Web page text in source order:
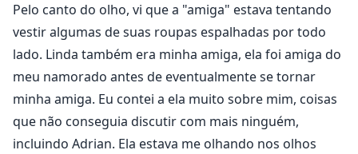
Pelo canto do olho, vi que a "amiga" estava tentando
vestir algumas de suas roupas espalhadas por todo
lado. Linda também era minha amiga, ela foi amiga do
meu namorado antes de eventualmente se tornar
minha amiga. Eu contei a ela muito sobre mim, coisas
que não conseguia discutir com mais ninguém,
incluindo Adrian. Ela estava me olhando nos olhos